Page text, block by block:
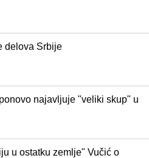
delova Srbije
najavljuje "veliki skup" u
u ostatku zemlje" Vučić o